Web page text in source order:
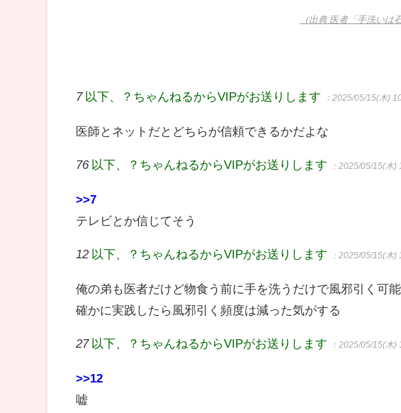
（出典 医者「手洗いは
7 以下、？ちゃんねるからVIPがお送りします ：2025/05/15(木)
医師とネットだとどちらが信頼できるかだよな
76 以下、？ちゃんねるからVIPがお送りします ：2025/05/15(木
>>7
テレビとか信じてそう
12 以下、？ちゃんねるからVIPがお送りします ：2025/05/15(木
俺の弟も医者だけど物食う前に手を洗うだけで風邪引く可
確かに実践したら風邪引く頻度は減った気がする
27 以下、？ちゃんねるからVIPがお送りします ：2025/05/15(木
>>12
嘘